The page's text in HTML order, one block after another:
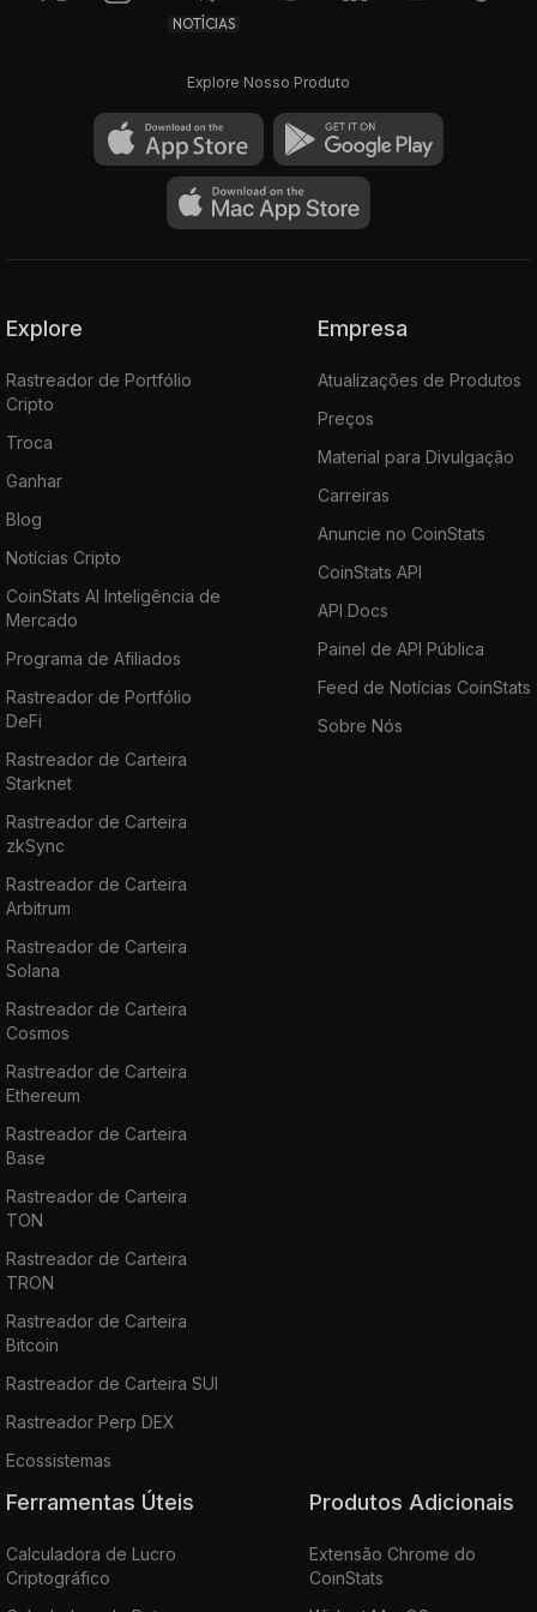
NOTÍCIAS
Explore Nosso Produto
Explore
Rastreador de Portfólio
Cripto
Troca
Ganhar
Blog
Notícias Cripto
CoinStats AI Inteligência de
Mercado
Programa de Afiliados
Rastreador de Portfólio
DeFi
Rastreador de Carteira
Starknet
Rastreador de Carteira
zkSync
Rastreador de Carteira
Arbitrum
Rastreador de Carteira
Solana
Rastreador de Carteira
Cosmos
Rastreador de Carteira
Ethereum
Rastreador de Carteira
Base
Rastreador de Carteira
TON
Rastreador de Carteira
TRON
Rastreador de Carteira
Bitcoin
Rastreador de Carteira SUI
Rastreador Perp DEX
Ecossistemas
Empresa
Atualizações de Produtos
Preços
Material para Divulgação
Carreiras
Anuncie no CoinStats
CoinStats API
API Docs
Painel de API Pública
Feed de Notícias CoinStats
Sobre Nós
Ferramentas Úteis
Calculadora de Lucro
Criptográfico
Produtos Adicionais
Extensão Chrome do
CoinStats